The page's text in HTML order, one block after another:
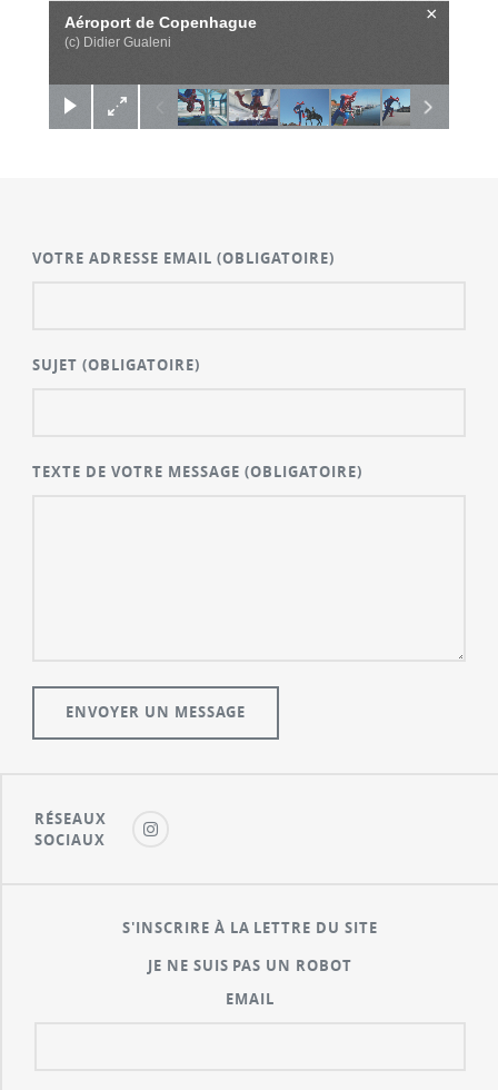
Aéroport de Copenhague
(c) Didier Gualeni
×
VOTRE ADRESSE EMAIL(OBLIGATOIRE)
SUJET(OBLIGATOIRE)
TEXTE DE VOTRE MESSAGE(OBLIGATOIRE)
RÉSEAUX
SOCIAUX
S'INSCRIRE À LA LETTRE DU SITE
JE NE SUIS PAS UN ROBOT
EMAIL